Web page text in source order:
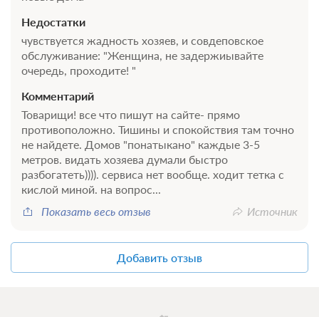
Недостатки
чувствуется жадность хозяев, и совдеповское
обслуживание: "Женщина, не задержиывайте
очередь, проходите! "
Комментарий
Товарищи! все что пишут на сайте- прямо
противоположно. Тишины и спокойствия там точно
не найдете. Домов "понатыкано" каждые 3-5
метров. видать хозяева думали быстро
разбогатеть)))). сервиса нет вообще. ходит тетка с
кислой миной. на вопрос...
Показать весь отзыв
Источник
Добавить отзыв